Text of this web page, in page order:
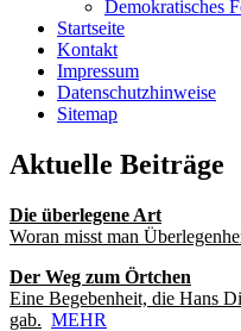
Demokratisches
Startseite
Kontakt
Impressum
Datenschutzhinweise
Sitemap
Aktuelle Beiträge
Die überlegene Art
Woran misst man
Der Weg zum Örtchen
Eine Begebenheit, die Hans
gab. MEHR